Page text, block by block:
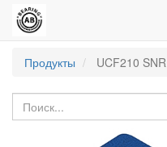
Продукты
UCF210 SNR